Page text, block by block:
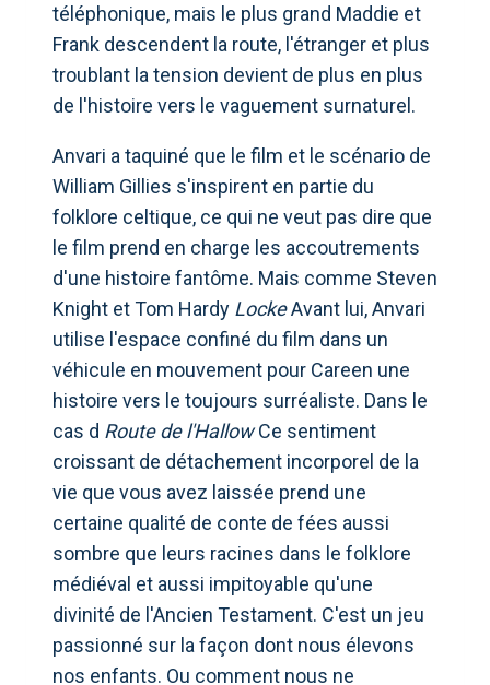
téléphonique, mais le plus grand Maddie et
Frank descendent la route, l'étranger et plus
troublant la tension devient de plus en plus
de l'histoire vers le vaguement surnaturel.
Anvari a taquiné que le film et le scénario de
William Gillies s'inspirent en partie du
folklore celtique, ce qui ne veut pas dire que
le film prend en charge les accoutrements
d'une histoire fantôme. Mais comme Steven
Knight et Tom Hardy LockeAvant lui, Anvari
utilise l'espace confiné du film dans un
véhicule en mouvement pour Careen une
histoire vers le toujours surréaliste. Dans le
cas d Route de l'HallowCe sentiment
croissant de détachement incorporel de la
vie que vous avez laissée prend une
certaine qualité de conte de fées aussi
sombre que leurs racines dans le folklore
médiéval et aussi impitoyable qu'une
divinité de l'Ancien Testament. C'est un jeu
passionné sur la façon dont nous élevons
nos enfants. Ou comment nous ne